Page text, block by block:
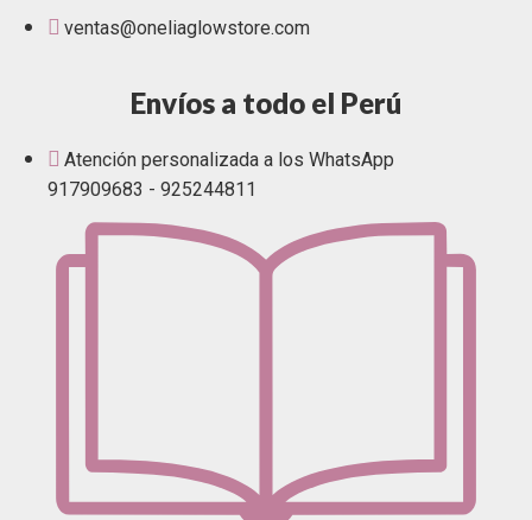
ventas@oneliaglowstore.com
Envíos a todo el Perú
Atención personalizada a los WhatsApp
917909683 - 925244811